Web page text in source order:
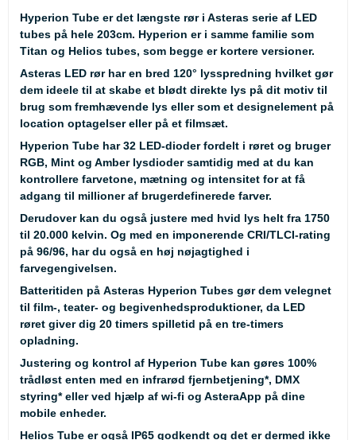
Hyperion Tube er det længste rør i Asteras serie af LED
tubes på hele 203cm. Hyperion er i samme familie som
Titan og Helios tubes, som begge er kortere versioner.
Asteras LED rør har en bred 120° lysspredning hvilket gør
dem ideele til at skabe et blødt direkte lys på dit motiv til
brug som fremhævende lys eller som et designelement på
location optagelser eller på et filmsæt.
Hyperion Tube har 32 LED-dioder fordelt i røret og bruger
RGB, Mint og Amber lysdioder samtidig med at du kan
kontrollere farvetone, mætning og intensitet for at få
adgang til millioner af brugerdefinerede farver.
Derudover kan du også justere med hvid lys helt fra 1750
til 20.000 kelvin. Og med en imponerende CRI/TLCI-rating
på 96/96, har du også en høj nøjagtighed i
farvegengivelsen.
Batteritiden på Asteras Hyperion Tubes gør dem velegnet
til film-, teater- og begivenhedsproduktioner, da LED
røret giver dig 20 timers spilletid på en tre-timers
opladning.
Justering og kontrol af Hyperion Tube kan gøres 100%
trådløst enten med en infrarød fjernbetjening*, DMX
styring*eller ved hjælp af wi-fi og AsteraApp på dine
mobile enheder.
Helios Tube er også IP65 godkendt og det er dermed ikke